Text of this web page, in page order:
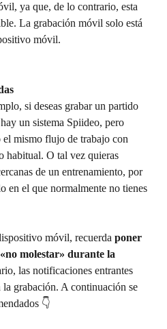
ya que, de lo contrario, esta
La grabación móvil solo está
móvil.
si deseas grabar un partido
un sistema Spiideo, pero
mismo flujo de trabajo con
habitual. O tal vez quieras
de un entrenamiento, por
en el que normalmente no tienes
móvil, recuerda poner
molestar» durante la
las notificaciones entrantes
la grabación. A continuación se
👇